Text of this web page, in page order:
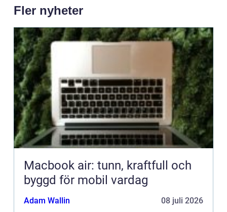
Fler nyheter
Macbook air: tunn, kraftfull och
byggd för mobil vardag
Adam Wallin 08 juli 2026